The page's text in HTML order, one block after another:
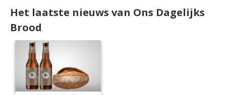
Het laatste nieuws van Ons Dagelijks
Brood